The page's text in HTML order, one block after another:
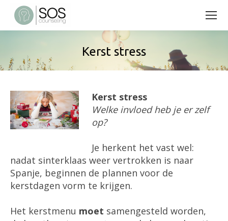
Kerst stress
Kerst stress
Welke invloed heb je er zelf
op?
Je herkent het vast wel:
nadat sinterklaas weer vertrokken is naar
Spanje, beginnen de plannen voor de
kerstdagen vorm te krijgen.
Het kerstmenu moet samengesteld worden,